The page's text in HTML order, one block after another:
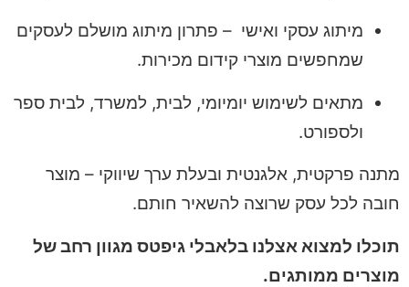
מיתוג עסקי ואישי – פתרון מיתוג מושלם לעסקים
שמחפשים מוצרי קידום מכירות.
מתאים לשימוש יומיומי, לבית, למשרד, לבית ספר
ולספורט.
מתנה פרקטית, אלגנטית ובעלת ערך שיווקי – מוצר
חובה לכל עסק שרוצה להשאיר חותם.
תוכלו למצוא אצלנו בלאבלי גיפטס מגוון רחב של
מוצרים ממותגים.